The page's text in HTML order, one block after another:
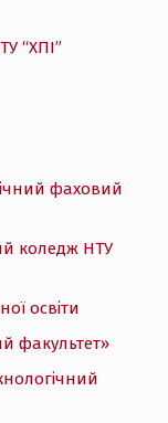
“ХПІ”
фаховий
коледж НТУ
освіти
факультет»